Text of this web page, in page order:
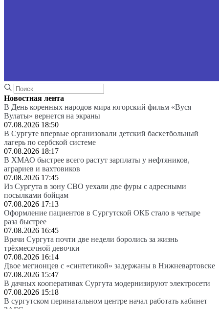
Новостная лента
В День коренных народов мира югорский фильм «Вуся
Вулаты» вернется на экраны
07.08.2026 18:50
В Сургуте впервые организовали детский баскетбольный
лагерь по сербской системе
07.08.2026 18:17
В ХМАО быстрее всего растут зарплаты у нефтяников,
аграриев и вахтовиков
07.08.2026 17:45
Из Сургута в зону СВО уехали две фуры с адресными
посылками бойцам
07.08.2026 17:13
Оформление пациентов в Сургутской ОКБ стало в четыре
раза быстрее
07.08.2026 16:45
Врачи Сургута почти две недели боролись за жизнь
трёхмесячной девочки
07.08.2026 16:14
Двое мегионцев с «синтетикой» задержаны в Нижневартовске
07.08.2026 15:47
В дачных кооперативах Сургута модернизируют электросети
07.08.2026 15:18
В сургутском перинатальном центре начал работать кабинет